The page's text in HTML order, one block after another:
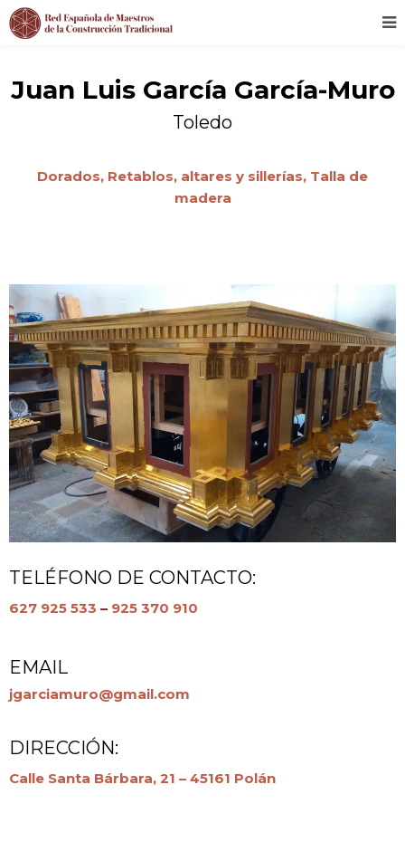
Juan Luis García García-Muro
Toledo
Dorados, Retablos, altares y sillerías, Talla de
madera
TELÉFONO DE CONTACTO:
627 925 533 – 925 370 910
EMAIL
jgarciamuro@gmail.com
DIRECCIÓN:
Calle Santa Bárbara, 21 – 45161 Polán